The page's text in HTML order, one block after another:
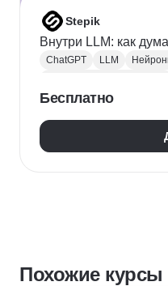
Stepik
Внутри LLM: как
ChatGPT LLM
NLP
Бесплатно
Похожие курсы